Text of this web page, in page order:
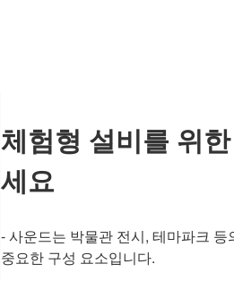
체험형 설비를 위
세요
- 사운드는 박물관 전시, 테마파크
중요한 구성 요소입니다.